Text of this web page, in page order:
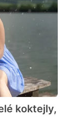
koktejly,